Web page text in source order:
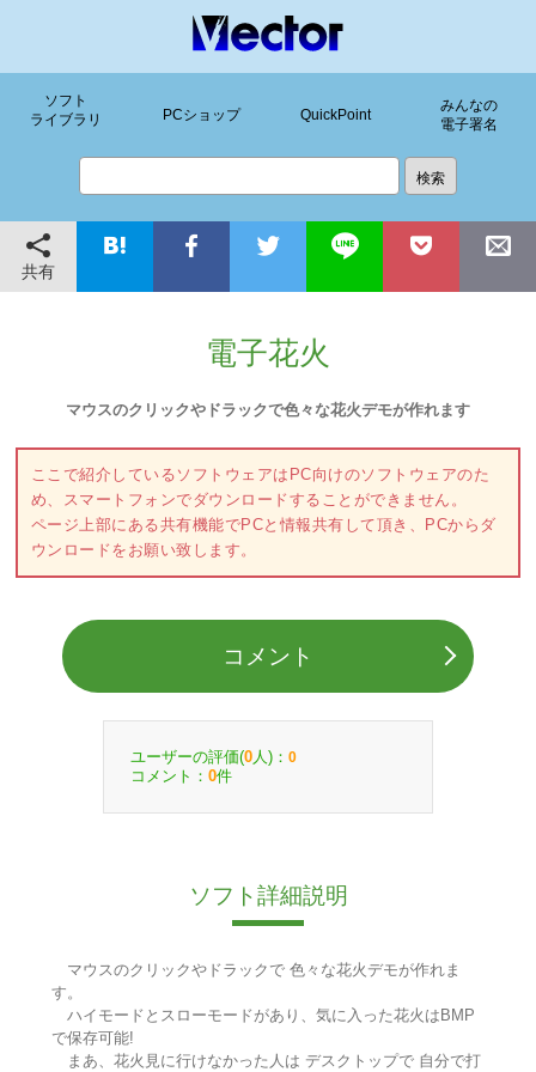
ソフト
ライブラリ
PCショップ QuickPoint
みんなの
電子署名
共有
電子花火
マウスのクリックやドラックで色々な花火デモが作れます
ここで紹介しているソフトウェアはPC向けのソフトウェアのた
め、スマートフォンでダウンロードすることができません。
ページ上部にある共有機能でPCと情報共有して頂き、PCからダ
ウンロードをお願い致します。
コメント
ユーザーの評価(0 人)： 0
コメント： 0件
ソフト詳細説明
マウスのクリックやドラックで 色々な花火デモが作れま
す。
ハイモードとスローモードがあり、気に入った花火はBMP
で保存可能!
まあ、花火見に行けなかった人は デスクトップで 自分で打